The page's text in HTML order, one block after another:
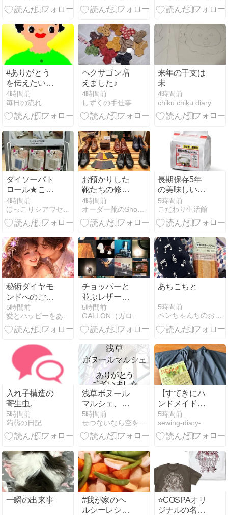
#ありがとう
を伝えたい人
物価高の時期
なのに うれし
い
4時間前
毎日の流れ
ヘクサゴン増
えました♪
4時間前
しずくの手仕事
来年の干支は
未
4時間前
chiku chiku diary
ダイソーパト
ロール★これ
ひとつでケー
ブルのプチス
トレス解消
4時間前
お預かりした
靴たちの修理
が完了
4時間前
長期保存5年
の美味しいパ
ックご飯で安
心備蓄
5時間前
こだわり生活館
秘術ダイヤモ
ンドへのご質
問、シェアさ
せて頂きます
ね
5時間前
愛とハッピーをあなたにAngel feather
チョッパーと
並ぶレザーバ
イザー
5時間前
GALLON（ガロン）の提案する革製品
あちこちと
5時間前
ペンちゃんちのお茶会
入れ子構造の
寄生虫。
5時間前
蒟蒻の日記
浅草ボヌール
マルシェ、あ
りがとうござ
いました！
5時間前
せつないなら空をごらん
【すてきにハ
ンドメイド
2026年5月
号】カフタン
シャツを作り
5時間前
sewing-diary-
一瞬の出来事
#我が家のヘ
ルシーレシピ
⭐COSPAオリ
ジナルの名探